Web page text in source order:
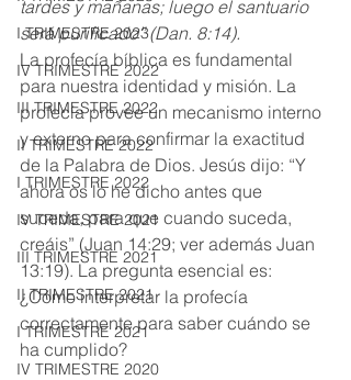
I TRIMESTRE 2023
IV TRIMESTRE 2022
III TRIMESTRE 2022
II TRIMESTRE 2022
I TRIMESTRE 2022
IV TRIMESTRE 2021
III TRIMESTRE 2021
II TRIMESTRE 2021
I TRIMESTRE 2021
IV TRIMESTRE 2020
tardes y mañanas; luego el santuario
será purificado” (Dan. 8:14).
La profecía bíblica es fundamental
para nuestra identidad y misión. La
profecía provee un mecanismo interno
y externo para confirmar la exactitud
de la Palabra de Dios. Jesús dijo: “Y
ahora os lo he dicho antes que
suceda, para que cuando suceda,
creáis” (Juan 14:29; ver además Juan
13:19). La pregunta esencial es:
¿Cómo interpretar la profecía
correctamente para saber cuándo se
ha cumplido?